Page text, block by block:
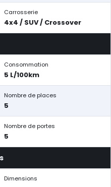
Carrosserie
4x4 / SUV / Crossover
Consommation
5 L/100km
Nombre de places
5
Nombre de portes
5
Dimensions